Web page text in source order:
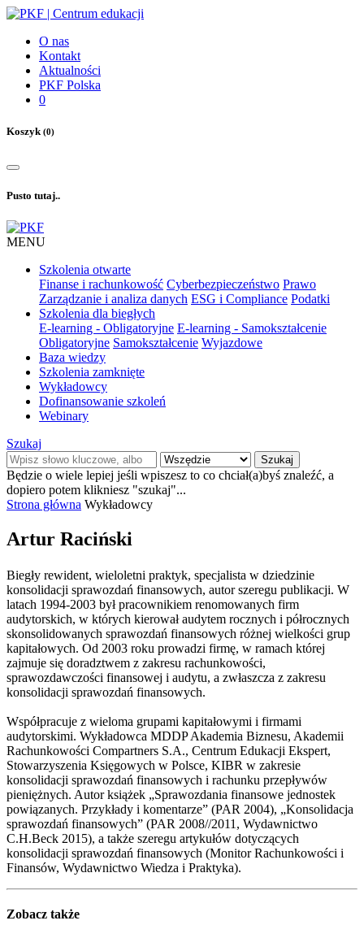
O nas
Kontakt
Aktualności
PKF Polska
0
Koszyk(0)
Pusto tutaj..
MENU
Szkolenia otwarte
Finanse i rachunkowość Cyberbezpieczeństwo Prawo
Zarządzanie i analiza danych ESG i Compliance Podatki
Szkolenia dla biegłych
E-learning - Obligatoryjne E-learning - Samokształcenie
Obligatoryjne Samokształcenie Wyjazdowe
Baza wiedzy
Szkolenia zamknięte
Wykładowcy
Dofinansowanie szkoleń
Webinary
Szukaj
Szukaj
Będzie o wiele lepiej jeśli wpiszesz to co chciał(a)byś znaleźć, a
dopiero potem klikniesz "szukaj"...
Strona główna Wykładowcy
Artur Raciński
Biegły rewident, wieloletni praktyk, specjalista w dziedzinie
konsolidacji sprawozdań finansowych, autor szeregu publikacji. W
latach 1994-2003 był pracownikiem renomowanych firm
audytorskich, w których kierował audytem rocznych i półrocznych
skonsolidowanych sprawozdań finansowych różnej wielkości grup
kapitałowych. Od 2003 roku prowadzi firmę, w ramach której
zajmuje się doradztwem z zakresu rachunkowości,
sprawozdawczości finansowej i audytu, a zwłaszcza z zakresu
konsolidacji sprawozdań finansowych.
Współpracuje z wieloma grupami kapitałowymi i firmami
audytorskimi. Wykładowca MDDP Akademia Biznesu, Akademii
Rachunkowości Compartners S.A., Centrum Edukacji Ekspert,
Stowarzyszenia Księgowych w Polsce, KIBR w zakresie
konsolidacji sprawozdań finansowych i rachunku przepływów
pieniężnych. Autor książek „Sprawozdania finansowe jednostek
powiązanych. Przykłady i komentarze” (PAR 2004), „Konsolidacja
sprawozdań finansowych” (PAR 2008//2011, Wydawnictwo
C.H.Beck 2015), a także szeregu artykułów dotyczących
konsolidacji sprawozdań finansowych (Monitor Rachunkowości i
Finansów, Wydawnictwo Wiedza i Praktyka).
Zobacz także